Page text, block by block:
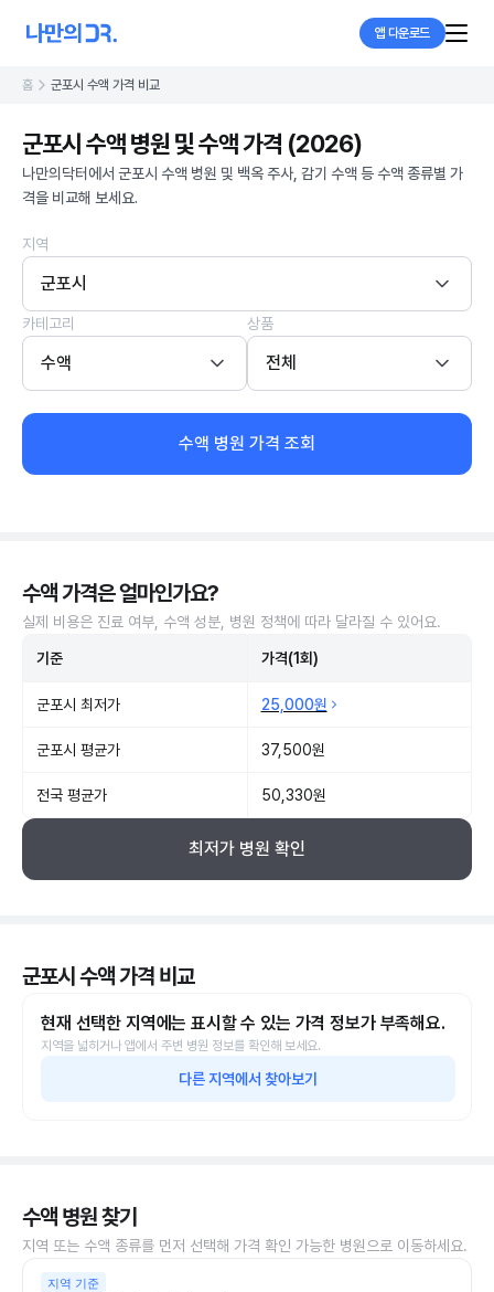
앱 다운로드
홈 군포시 수액 가격 비교
군포시 수액 병원 및 수액 가격 (2026)
나만의닥터에서 군포시 수액 병원 및 백옥 주사, 감기 수액 등 수액 종류별 가
격을 비교해 보세요.
지역
군포시
카테고리
수액
상품
전체
수액 병원 가격 조회
수액 가격은 얼마인가요?
실제 비용은 진료 여부, 수액 성분, 병원 정책에 따라 달라질 수 있어요.
기준 가격(1회)
군포시 최저가 25,000원
군포시 평균가 37,500원
전국 평균가 50,330원
최저가 병원 확인
군포시 수액 가격 비교
현재 선택한 지역에는 표시할 수 있는 가격 정보가 부족해요.
지역을 넓히거나 앱에서 주변 병원 정보를 확인해 보세요.
다른 지역에서 찾아보기
수액 병원 찾기
지역 또는 수액 종류를 먼저 선택해 가격 확인 가능한 병원으로 이동하세요.
지역 기준